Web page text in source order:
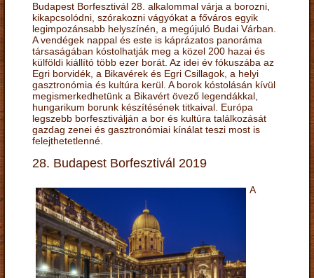
Budapest Borfesztivál 28. alkalommal várja a borozni,
kikapcsolódni, szórakozni vágyókat a főváros egyik
legimpozánsabb helyszínén, a megújuló Budai Várban.
A vendégek nappal és este is káprázatos panoráma
társaságában kóstolhatják meg a közel 200 hazai és
külföldi kiállító több ezer borát. Az idei év fókuszába az
Egri borvidék, a Bikavérek és Egri Csillagok, a helyi
gasztronómia és kultúra kerül. A borok kóstolásán kívül
megismerkedhetünk a Bikavért övező legendákkal,
hungarikum borunk készítésének titkaival. Európa
legszebb borfesztiválján a bor és kultúra találkozását
gazdag zenei és gasztronómiai kínálat teszi most is
felejthetetlenné.
28. Budapest Borfesztivál 2019
A